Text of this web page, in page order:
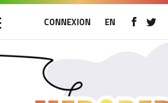
CONNEXION EN